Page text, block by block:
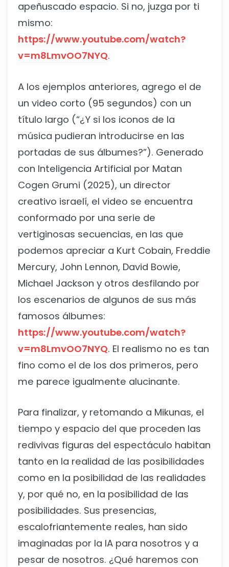
apeñuscado espacio. Si no, juzga por ti
mismo:
https://www.youtube.com/watch?
v=m8LmvOO7NYQ.
A los ejemplos anteriores, agrego el de
un video corto (95 segundos) con un
título largo (“¿Y si los iconos de la
música pudieran introducirse en las
portadas de sus álbumes?”). Generado
con Inteligencia Artificial por Matan
Cogen Grumi (2025), un director
creativo israelí, el video se encuentra
conformado por una serie de
vertiginosas secuencias, en las que
podemos apreciar a Kurt Cobain, Freddie
Mercury, John Lennon, David Bowie,
Michael Jackson y otros desfilando por
los escenarios de algunos de sus más
famosos álbumes:
https://www.youtube.com/watch?
v=m8LmvOO7NYQ. El realismo no es tan
fino como el de los dos primeros, pero
me parece igualmente alucinante.
Para finalizar, y retomando a Mikunas, el
tiempo y espacio del que proceden las
redivivas figuras del espectáculo habitan
tanto en la realidad de las posibilidades
como en la posibilidad de las realidades
y, por qué no, en la posibilidad de las
posibilidades. Sus presencias,
escalofriantemente reales, han sido
imaginadas por la IA para nosotros y a
pesar de nosotros. ¿Qué haremos con